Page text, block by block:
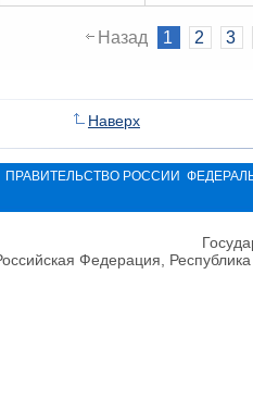
Назад 1 2 3
Наверх
ПРАВИТЕЛЬСТВО РОССИИ
Федерация,